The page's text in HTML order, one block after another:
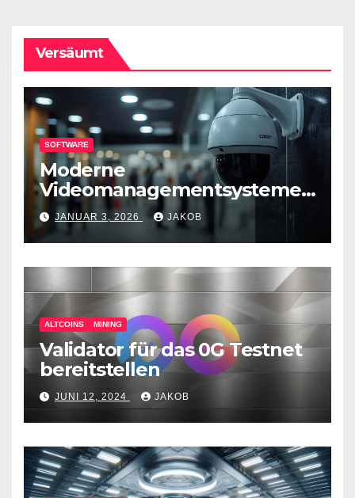
Versäumt
SOFTWARE
Moderne
Videomanagementsysteme
(VMS) – mehr als nur
Überwachungswerkzeuge
JANUAR 3, 2026 JAKOB
ALTCOINS MINING
Validator für das 0G Testnet
bereitstellen
JUNI 12, 2024 JAKOB